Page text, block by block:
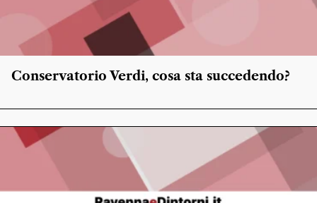
Conservatorio Verdi, cosa sta succedendo?